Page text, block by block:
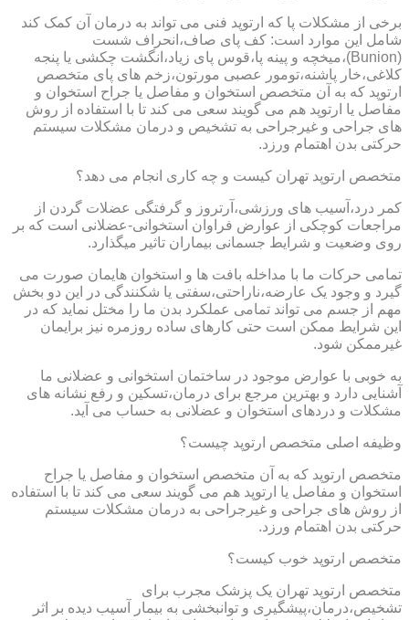
برخی از مشکلات پا که ارتوپد فنی می تواند به درمان آن کمک کند
شامل این موارد است: کف پای صاف،انحراف شست
(Bunion)،میخچه و پینه پا،قوس پای زیاد،انگشت چکشی یا پنجه
کلاغی،خار پاشنه،تومور عصبی مورتون،زخم های پای متخصص
ارتوپد که به آن متخصص استخوان و مفاصل یا جراح استخوان و
مفاصل یا ارتوپد هم می گویند سعی می کند تا با استفاده از روش
های جراحی و غیرجراحی به تشخیص و درمان مشکلات سیستم
حرکتی بدن اهتمام ورزد.
متخصص ارتوپد تهران کیست و چه کاری انجام می دهد؟
کمر درد،آسیب های ورزشی،آرتروز و گرفتگی عضلات گردن از
مراجعات کوچکی از عوارض فراوان استخوانی-عضلانی است که بر
روی وضعیت و شرایط جسمانی بیماران تاثیر میگذارد.
تمامی حرکات ما با مداخله بافت ها و استخوان هایمان صورت می
گیرد و وجود یک عارضه،ناراحتی،سفتی یا شکنندگی در این دو بخش
مهم از جسم می تواند تمامی عملکرد بدن ما را مختل نماید که در
این شرایط ممکن است حتی کارهای ساده روزمره نیز برایمان
غیرممکن شود.
به خوبی با عوارض موجود در ساختمان استخوانی و عضلانی ما
آشنایی دارد و بهترین مرجع برای درمان،تسکین و رفع نشانه های
مشکلات و دردهای استخوان و عضلانی به حساب می آید.
وظیفه اصلی متخصص ارتوپد چیست؟
متخصص ارتوپد که به آن متخصص استخوان و مفاصل یا جراح
استخوان و مفاصل یا ارتوپد هم می گویند سعی می کند تا با استفاده
از روش های جراحی و غیرجراحی به درمان مشکلات سیستم
حرکتی بدن اهتمام ورزد.
متخصص ارتوپد خوب کیست؟
متخصص ارتوپد تهران یک پزشک مجرب برای
تشخیص،درمان،پیشگیری و توانبخشی به بیمار آسیب دیده بر اثر